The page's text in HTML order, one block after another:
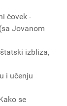
čovek -
Jovanom
izbliza,
i učenju
se